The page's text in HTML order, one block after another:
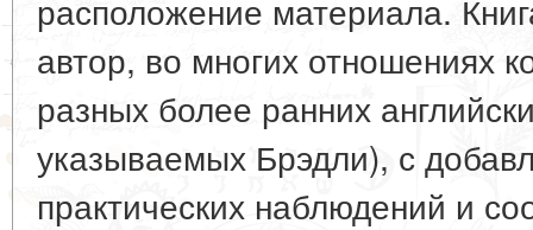
расположение материала.
автор, во многих отношениях
разных более ранних
указываемых Брэдли), с
практических наблюдений и